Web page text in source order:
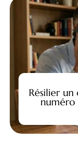
Résilier